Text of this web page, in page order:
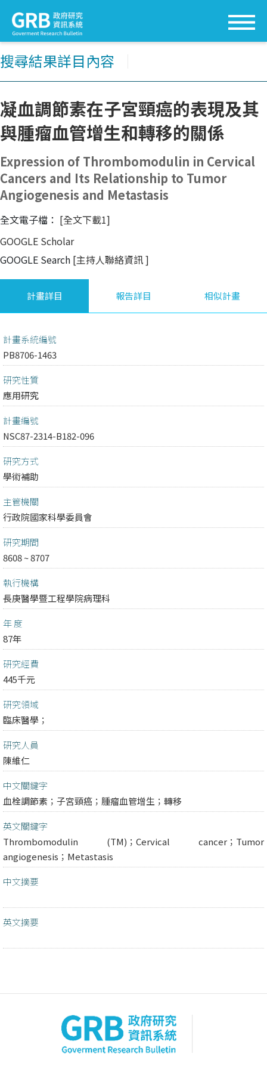
搜尋結果詳目內容
凝血調節素在子宮頸癌的表現及其
與腫瘤血管增生和轉移的關係
Expression of Thrombomodulin in Cervical
Cancers and Its Relationship to Tumor
Angiogenesis and Metastasis
全文電子檔： [全文下載1]
GOOGLE Scholar
GOOGLE Search [主持人聯絡資訊]
計畫詳目 報告詳目 相似計畫
計畫系統編號
PB8706-1463
研究性質
應用研究
計畫編號
NSC87-2314-B182-096
研究方式
學術補助
主管機關
行政院國家科學委員會
研究期間
8608 ~ 8707
執行機構
長庚醫學暨工程學院病理科
年 度
87年
研究經費
445千元
研究領域
臨床醫學；
研究人員
陳維仁
中文關鍵字
血栓調節素；子宮頸癌；腫瘤血管增生；轉移
英文關鍵字
Thrombomodulin (TM)；Cervical cancer；Tumor
angiogenesis；Metastasis
中文摘要
英文摘要